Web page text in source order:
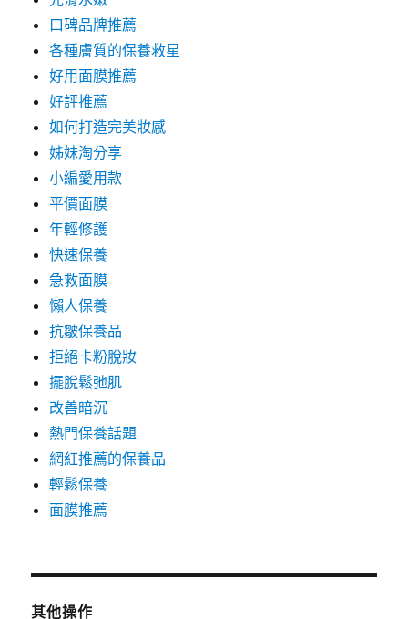
口碑品牌推薦
各種膚質的保養救星
好用面膜推薦
好評推薦
如何打造完美妝感
姊妹淘分享
小編愛用款
平價面膜
年輕修護
快速保養
急救面膜
懶人保養
抗皺保養品
拒絕卡粉脫妝
擺脫鬆弛肌
改善暗沉
熱門保養話題
網紅推薦的保養品
輕鬆保養
面膜推薦
其他操作